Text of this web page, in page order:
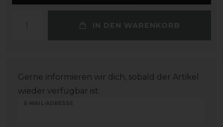
IN DEN WARENKORB
Gerne informieren wir dich, sobald der Artikel
wieder verfügbar ist.
E-MAIL-ADRESSE